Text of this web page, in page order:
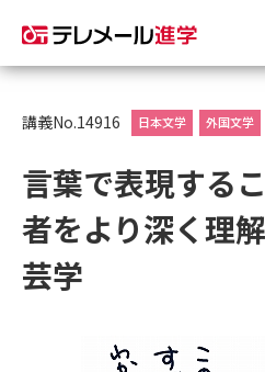
資料請求
大学・短大の資料種類から請求
大学パンフ
講義No.14916 日本文学 外国文学
言葉で表現する
者をより深く理
芸学